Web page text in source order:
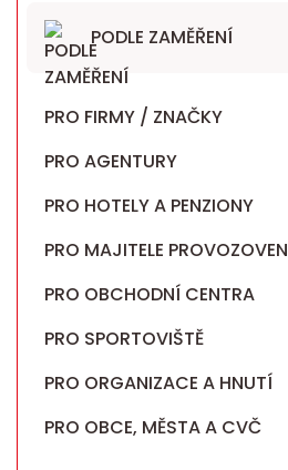
PODLE ZAMĚŘENÍ
PRO FIRMY / ZNAČKY
PRO AGENTURY
PRO HOTELY A PENZIONY
PRO MAJITELE PROVOZOVEN
PRO OBCHODNÍ CENTRA
PRO SPORTOVIŠTĚ
PRO ORGANIZACE A HNUTÍ
PRO OBCE, MĚSTA A CVČ